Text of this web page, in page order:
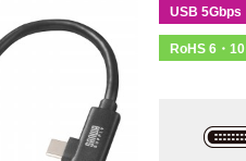
USB 5Gbps
RoHS 6・10